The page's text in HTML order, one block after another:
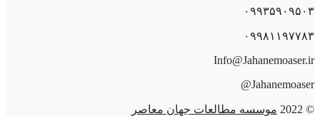
۰۹۹۳۵۹۰۹۵۰۳
۰۹۹۸۱۱۹۷۷۸۳
Info@Jahanemoaser.ir
Jahanemoaser@
© 2022
موسسه مطالعات جهان معاصر